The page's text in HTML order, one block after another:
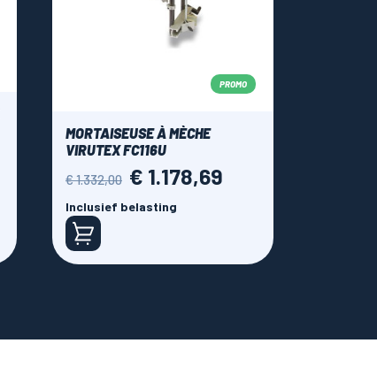
PROMO
MORTAISEUSE À MÈCHE
VIRUTEX FC116U
Normale
€ 1.332,00 Prijs
€ 1.178,69
Inclusief belasting